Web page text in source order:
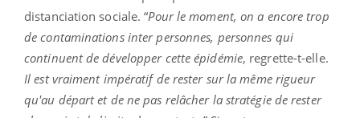
distanciation sociale. “Pour le moment, on a encore trop
de contaminations inter personnes, personnes qui
continuent de développer cette épidémie, regrette-t-elle.
Il est vraiment impératif de rester sur la même rigueur
qu'au départ et de ne pas relâcher la stratégie de rester